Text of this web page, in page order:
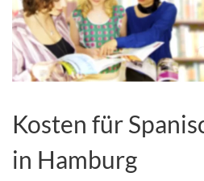
Kosten für
in Hamburg